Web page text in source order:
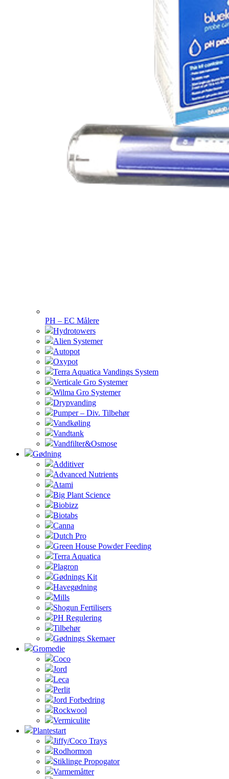
PH – EC Målere
Hydrotowers
Alien Systemer
Autopot
Oxypot
Terra Aquatica Vandings System
Verticale Gro Systemer
Wilma Gro Systemer
Drypvanding
Pumper – Div. Tilbehør
Vandkøling
Vandtank
Vandfilter&Osmose
Gødning
Additiver
Advanced Nutrients
Atami
Big Plant Science
Biobizz
Biotabs
Canna
Dutch Pro
Green House Powder Feeding
Terra Aquatica
Plagron
Gødnings Kit
Havegødning
Mills
Shogun Fertilisers
PH Regulering
Tilbehør
Gødnings Skemaer
Gromedie
Coco
Jord
Leca
Perlit
Jord Forbedring
Rockwool
Vermiculite
Plantestart
Jiffy/Coco Trays
Rodhormon
Stiklinge Propogator
Varmemåtter